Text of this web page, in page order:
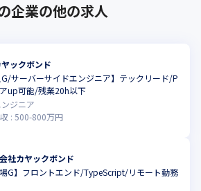
企業の他の求人
ックボンド
G/サーバーサイドエンジニア】テックリード/P
up可能/残業20h以下
ジニア
: 500-800万円
社カヤックボンド
場G】フロントエンド/TypeScript/リモート勤務